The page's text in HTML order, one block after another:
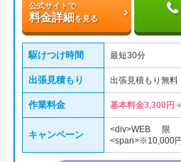
公式サイトで
料金詳細を見る
駆けつけ時間 最短30分
出張見積もり 出張見積もり無料
作業料金 基本料金3,300円
キャンペーン
<div>WEB
<span>※10,000